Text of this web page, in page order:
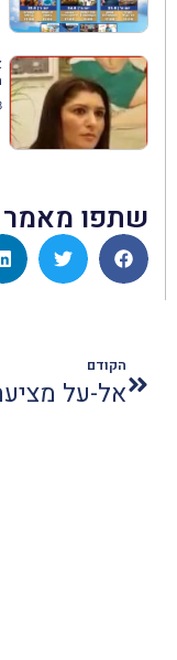
3
שתפו מאמר
הקודם